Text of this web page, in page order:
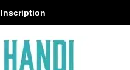
Inscription